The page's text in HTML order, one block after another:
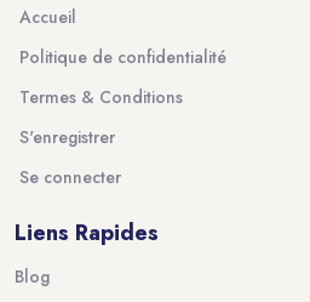
Accueil
Politique de confidentialité
Termes & Conditions
S'enregistrer
Se connecter
Liens Rapides
Blog